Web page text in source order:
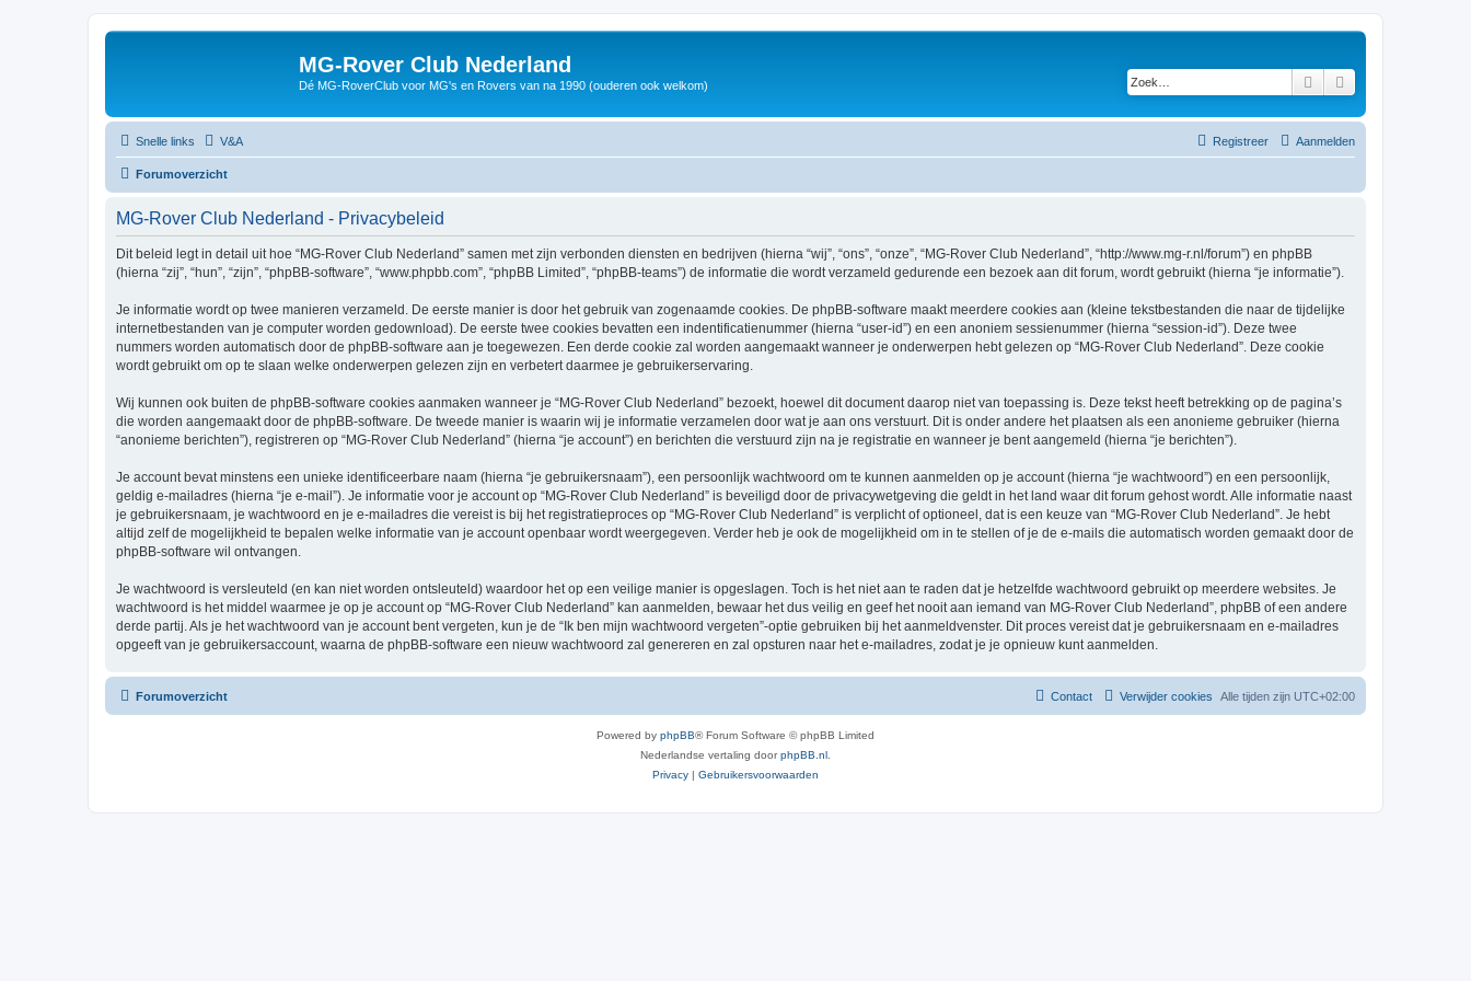
MG-Rover Club Nederland
Dé MG-RoverClub voor MG's en Rovers van na 1990 (ouderen ook welkom) Zoek
Snelle links V&A Aanmelden
Registreer
Forumoverzicht
MG-Rover Club Nederland - Privacybeleid
Dit beleid legt in detail uit hoe “MG-Rover Club Nederland” samen met zijn verbonden diensten en bedrijven (hierna “wij”, “ons”, “onze”, “MG-Rover Club Nederland”, “http://www.mg-r.nl/forum”) en phpBB
(hierna “zij”, “hun”, “zijn”, “phpBB-software”, “www.phpbb.com”, “phpBB Limited”, “phpBB-teams”) de informatie die wordt verzameld gedurende een bezoek aan dit forum, wordt gebruikt (hierna “je informatie”).
Je informatie wordt op twee manieren verzameld. De eerste manier is door het gebruik van zogenaamde cookies. De phpBB-software maakt meerdere cookies aan (kleine tekstbestanden die naar de tijdelijke
internetbestanden van je computer worden gedownload). De eerste twee cookies bevatten een indentificatienummer (hierna “user-id”) en een anoniem sessienummer (hierna “session-id”). Deze twee
nummers worden automatisch door de phpBB-software aan je toegewezen. Een derde cookie zal worden aangemaakt wanneer je onderwerpen hebt gelezen op “MG-Rover Club Nederland”. Deze cookie
wordt gebruikt om op te slaan welke onderwerpen gelezen zijn en verbetert daarmee je gebruikerservaring.
Wij kunnen ook buiten de phpBB-software cookies aanmaken wanneer je “MG-Rover Club Nederland” bezoekt, hoewel dit document daarop niet van toepassing is. Deze tekst heeft betrekking op de pagina’s
die worden aangemaakt door de phpBB-software. De tweede manier is waarin wij je informatie verzamelen door wat je aan ons verstuurt. Dit is onder andere het plaatsen als een anonieme gebruiker (hierna
“anonieme berichten”), registreren op “MG-Rover Club Nederland” (hierna “je account”) en berichten die verstuurd zijn na je registratie en wanneer je bent aangemeld (hierna “je berichten”).
Je account bevat minstens een unieke identificeerbare naam (hierna “je gebruikersnaam”), een persoonlijk wachtwoord om te kunnen aanmelden op je account (hierna “je wachtwoord”) en een persoonlijk,
geldig e-mailadres (hierna “je e-mail”). Je informatie voor je account op “MG-Rover Club Nederland” is beveiligd door de privacywetgeving die geldt in het land waar dit forum gehost wordt. Alle informatie naast
je gebruikersnaam, je wachtwoord en je e-mailadres die vereist is bij het registratieproces op “MG-Rover Club Nederland” is verplicht of optioneel, dat is een keuze van “MG-Rover Club Nederland”. Je hebt
altijd zelf de mogelijkheid te bepalen welke informatie van je account openbaar wordt weergegeven. Verder heb je ook de mogelijkheid om in te stellen of je de e-mails die automatisch worden gemaakt door de
phpBB-software wil ontvangen.
Je wachtwoord is versleuteld (en kan niet worden ontsleuteld) waardoor het op een veilige manier is opgeslagen. Toch is het niet aan te raden dat je hetzelfde wachtwoord gebruikt op meerdere websites. Je
wachtwoord is het middel waarmee je op je account op “MG-Rover Club Nederland” kan aanmelden, bewaar het dus veilig en geef het nooit aan iemand van MG-Rover Club Nederland”, phpBB of een andere
derde partij. Als je het wachtwoord van je account bent vergeten, kun je de “Ik ben mijn wachtwoord vergeten”-optie gebruiken bij het aanmeldvenster. Dit proces vereist dat je gebruikersnaam en e-mailadres
opgeeft van je gebruikersaccount, waarna de phpBB-software een nieuw wachtwoord zal genereren en zal opsturen naar het e-mailadres, zodat je je opnieuw kunt aanmelden.
Forumoverzicht Alle tijden zijn UTC+02:00
Verwijder cookies
Contact
Powered by phpBB® Forum Software © phpBB Limited
Nederlandse vertaling doorphpBB.nl
Privacy | Gebruikersvoorwaarden